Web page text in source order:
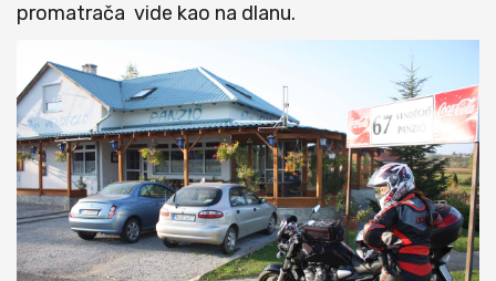
promatrača vide kao na dlanu.